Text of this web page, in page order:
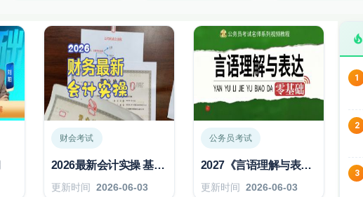
财会考试
2026最新会计实操 基础会计入门
更新时间 2026-06-03
公务员考试
2027《言语理解与表达》
更新时间 2026-06-03
1
2
3